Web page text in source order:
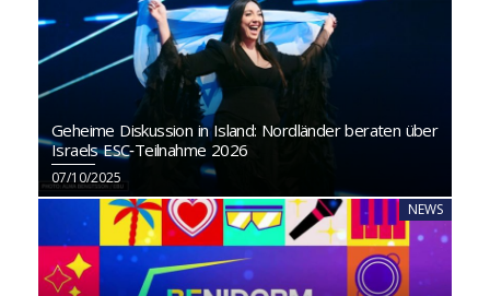
Geheime Diskussion in Island: Nordländer beraten über
Israels ESC‑Teilnahme 2026
07/10/2025
NEWS